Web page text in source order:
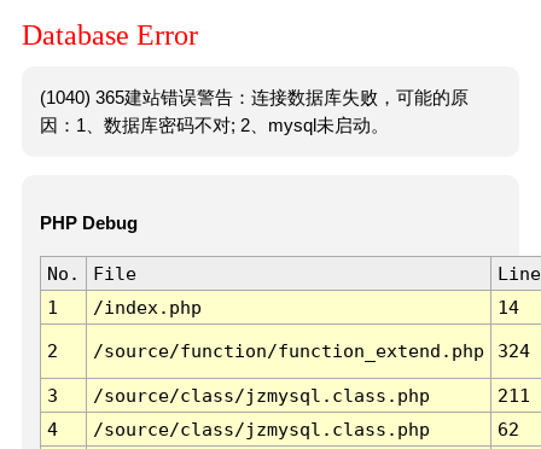
Database Error
(1040) 365建站错误警告：连接数据库失败，可能的原
因：1、数据库密码不对; 2、mysql未启动。
PHP Debug
No. File
Line
1
/index.php 14
2 /source/function/function_extend.php 324
3 /source/class/jzmysql.class.php
211
4
/source/class/jzmysql.class.php
62